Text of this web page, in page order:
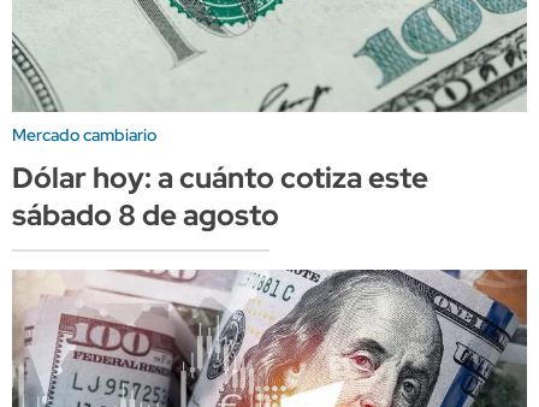
Mercado cambiario
Dólar hoy: a cuánto cotiza este
sábado 8 de agosto